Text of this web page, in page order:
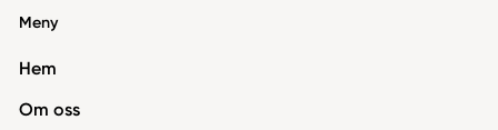
Meny
Hem
Om oss